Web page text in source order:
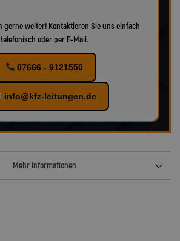
gerne weiter! Kontaktieren Sie uns einfach
telefonisch oder per E-Mail.
07666 - 9121550
info@kfz-leitungen.de
Mehr Informationen